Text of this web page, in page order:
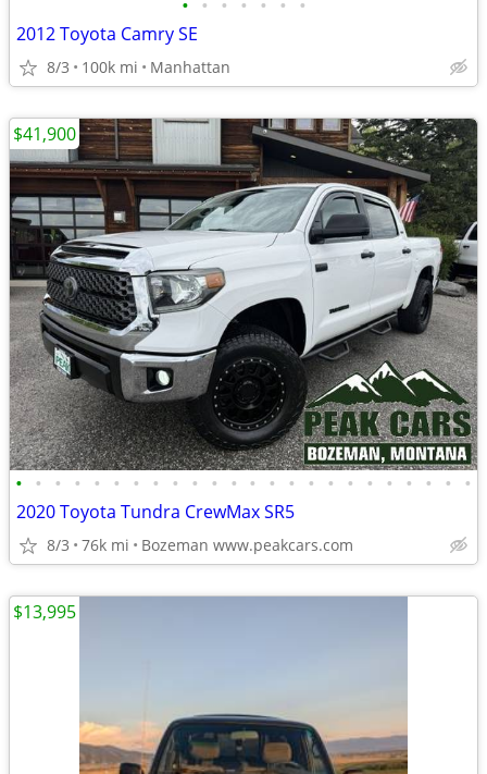
• • • • • • •
2012 Toyota Camry SE
8/3 100k mi Manhattan
• • • • • • • • • • • • • • • • • • • • • • • •
2020 Toyota Tundra CrewMax SR5
8/3 76k mi Bozeman www.peakcars.com
$41,900
$13,995